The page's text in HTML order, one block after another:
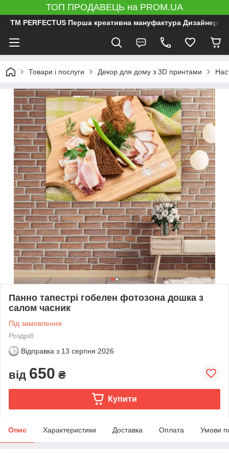
ТОП ПРОДАВЕЦЬ на PROM.UA
ТМ PERFECTUS Перша креативна мануфактура
Товари і послуги Декор для дому з 3D принтами
Панно тапестрі гобелен фотозона дошка з
салом часник
Під замовлення
Роздріб
Відправка з 13 серпня 2026
від 650 ₴
Купити
Опис Характеристики Доставка Оплата Умови